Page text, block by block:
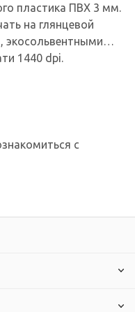
пластика ПВХ 3 мм.
на глянцевой
экосольвентными
1440 dpi.
с